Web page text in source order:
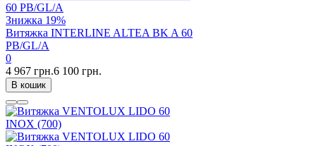
Знижка 19%
Витяжка INTERLINE ALTEA BK A 60
PB/GL/A
0
4 967 грн.6 100 грн.
В кошик